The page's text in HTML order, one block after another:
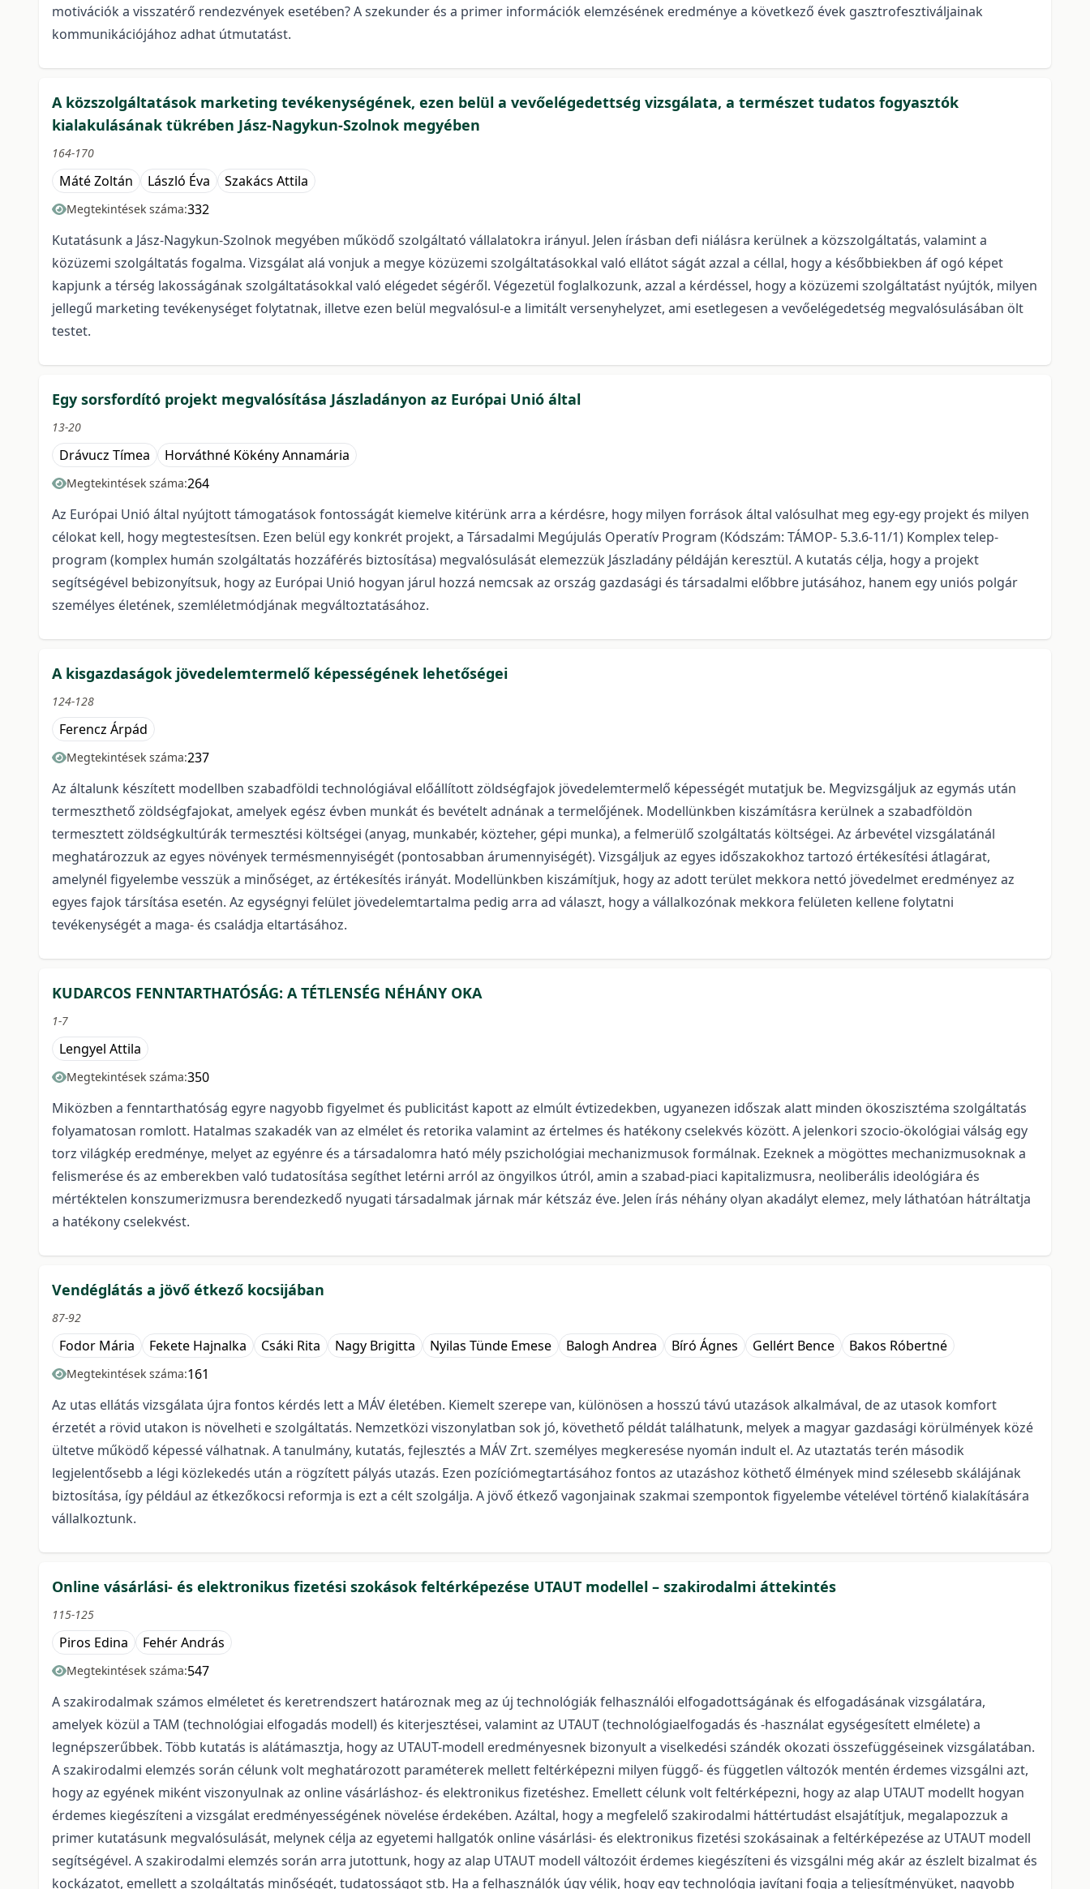
motivációk a visszatérő rendezvények esetében? A szekunder és a primer információk elemzésének eredménye a következő évek gasztrofesztiváljainak
kommunikációjához adhat útmutatást.
A közszolgáltatások marketing tevékenységének, ezen belül a vevőelégedettség vizsgálata, a természet tudatos fogyasztók
kialakulásának tükrében Jász-Nagykun-Szolnok megyében
164-170
Máté Zoltán László Éva Szakács Attila
Megtekintések száma:332
Kutatásunk a Jász-Nagykun-Szolnok megyében működő szolgáltató vállalatokra irányul. Jelen írásban defi niálásra kerülnek a közszolgáltatás, valamint a
közüzemi szolgáltatás fogalma. Vizsgálat alá vonjuk a megye közüzemi szolgáltatásokkal való ellátot ságát azzal a céllal, hogy a későbbiekben áf ogó képet
kapjunk a térség lakosságának szolgáltatásokkal való elégedet ségéről. Végezetül foglalkozunk, azzal a kérdéssel, hogy a közüzemi szolgáltatást nyújtók, milyen
jellegű marketing tevékenységet folytatnak, illetve ezen belül megvalósul-e a limitált versenyhelyzet, ami esetlegesen a vevőelégedetség megvalósulásában ölt
testet.
Egy sorsfordító projekt megvalósítása Jászladányon az Európai Unió által
13-20
Drávucz Tímea Horváthné Kökény Annamária
Megtekintések száma:264
Az Európai Unió által nyújtott támogatások fontosságát kiemelve kitérünk arra a kérdésre, hogy milyen források által valósulhat meg egy-egy projekt és milyen
célokat kell, hogy megtestesítsen. Ezen belül egy konkrét projekt, a Társadalmi Megújulás Operatív Program (Kódszám: TÁMOP- 5.3.6-11/1) Komplex telep-
program (komplex humán szolgáltatás hozzáférés biztosítása) megvalósulását elemezzük Jászladány példáján keresztül. A kutatás célja, hogy a projekt
segítségével bebizonyítsuk, hogy az Európai Unió hogyan járul hozzá nemcsak az ország gazdasági és társadalmi előbbre jutásához, hanem egy uniós polgár
személyes életének, szemléletmódjának megváltoztatásához.
A kisgazdaságok jövedelemtermelő képességének lehetőségei
124-128
Ferencz Árpád
Megtekintések száma:237
Az általunk készített modellben szabadföldi technológiával előállított zöldségfajok jövedelemtermelő képességét mutatjuk be. Megvizsgáljuk az egymás után
termeszthető zöldségfajokat, amelyek egész évben munkát és bevételt adnának a termelőjének. Modellünkben kiszámításra kerülnek a szabadföldön
termesztett zöldségkultúrák termesztési költségei (anyag, munkabér, közteher, gépi munka), a felmerülő szolgáltatás költségei. Az árbevétel vizsgálatánál
meghatározzuk az egyes növények termésmennyiségét (pontosabban árumennyiségét). Vizsgáljuk az egyes időszakokhoz tartozó értékesítési átlagárat,
amelynél figyelembe vesszük a minőséget, az értékesítés irányát. Modellünkben kiszámítjuk, hogy az adott terület mekkora nettó jövedelmet eredményez az
egyes fajok társítása esetén. Az egységnyi felület jövedelemtartalma pedig arra ad választ, hogy a vállalkozónak mekkora felületen kellene folytatni
tevékenységét a maga- és családja eltartásához.
KUDARCOS FENNTARTHATÓSÁG: A TÉTLENSÉG NÉHÁNY OKA
1-7
Lengyel Attila
Megtekintések száma:350
Miközben a fenntarthatóság egyre nagyobb figyelmet és publicitást kapott az elmúlt évtizedekben, ugyanezen időszak alatt minden ökoszisztéma szolgáltatás
folyamatosan romlott. Hatalmas szakadék van az elmélet és retorika valamint az értelmes és hatékony cselekvés között. A jelenkori szocio-ökológiai válság egy
torz világkép eredménye, melyet az egyénre és a társadalomra ható mély pszichológiai mechanizmusok formálnak. Ezeknek a mögöttes mechanizmusoknak a
felismerése és az emberekben való tudatosítása segíthet letérni arról az öngyilkos útról, amin a szabad-piaci kapitalizmusra, neoliberális ideológiára és
mértéktelen konszumerizmusra berendezkedő nyugati társadalmak járnak már kétszáz éve. Jelen írás néhány olyan akadályt elemez, mely láthatóan hátráltatja
a hatékony cselekvést.
Vendéglátás a jövő étkező kocsijában
87-92
Fodor Mária Fekete Hajnalka Csáki Rita Nagy Brigitta Nyilas Tünde Emese Balogh Andrea Bíró Ágnes Gellért Bence Bakos Róbertné
Megtekintések száma:161
Az utas ellátás vizsgálata újra fontos kérdés lett a MÁV életében. Kiemelt szerepe van, különösen a hosszú távú utazások alkalmával, de az utasok komfort
érzetét a rövid utakon is növelheti e szolgáltatás. Nemzetközi viszonylatban sok jó, követhető példát találhatunk, melyek a magyar gazdasági körülmények közé
ültetve működő képessé válhatnak. A tanulmány, kutatás, fejlesztés a MÁV Zrt. személyes megkeresése nyomán indult el. Az utaztatás terén második
legjelentősebb a légi közlekedés után a rögzített pályás utazás. Ezen pozíciómegtartásához fontos az utazáshoz köthető élmények mind szélesebb skálájának
biztosítása, így például az étkezőkocsi reformja is ezt a célt szolgálja. A jövő étkező vagonjainak szakmai szempontok figyelembe vételével történő kialakítására
vállalkoztunk.
Online vásárlási- és elektronikus fizetési szokások feltérképezése UTAUT modellel – szakirodalmi áttekintés
115-125
Piros Edina Fehér András
Megtekintések száma:547
A szakirodalmak számos elméletet és keretrendszert határoznak meg az új technológiák felhasználói elfogadottságának és elfogadásának vizsgálatára,
amelyek közül a TAM (technológiai elfogadás modell) és kiterjesztései, valamint az UTAUT (technológiaelfogadás és -használat egységesített elmélete) a
legnépszerűbbek. Több kutatás is alátámasztja, hogy az UTAUT-modell eredményesnek bizonyult a viselkedési szándék okozati összefüggéseinek vizsgálatában.
A szakirodalmi elemzés során célunk volt meghatározott paraméterek mellett feltérképezni milyen függő- és független változók mentén érdemes vizsgálni azt,
hogy az egyének miként viszonyulnak az online vásárláshoz- és elektronikus fizetéshez. Emellett célunk volt feltérképezni, hogy az alap UTAUT modellt hogyan
érdemes kiegészíteni a vizsgálat eredményességének növelése érdekében. Azáltal, hogy a megfelelő szakirodalmi háttértudást elsajátítjuk, megalapozzuk a
primer kutatásunk megvalósulását, melynek célja az egyetemi hallgatók online vásárlási- és elektronikus fizetési szokásainak a feltérképezése az UTAUT modell
segítségével. A szakirodalmi elemzés során arra jutottunk, hogy az alap UTAUT modell változóit érdemes kiegészíteni és vizsgálni még akár az észlelt bizalmat és
kockázatot, emellett a szolgáltatás minőségét, tudatosságot stb. Ha a felhasználók úgy vélik, hogy egy technológia javítani fogja a teljesítményüket, nagyobb